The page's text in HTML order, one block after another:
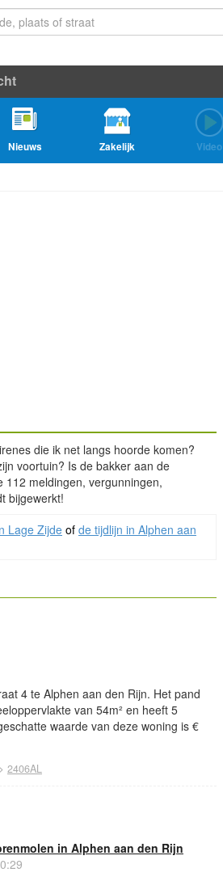
Nieuws Zakelijk Video
die ik net langs hoorde komen?
voortuin? Is de bakker aan de
112 meldingen, vergunningen,
bijgewerkt!
Lage Zijde of de tijdlijn in Alphen aan
4 te Alphen aan den Rijn. Het pand
van 54m² en heeft 5
waarde van deze woning is €
2406AL
in Alphen aan den Rijn